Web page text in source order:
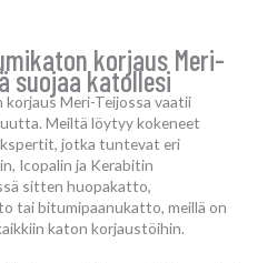
korjaus Meri-
suojaa katollesi
Meri-Teijossa vaatii
Meiltä löytyy kokeneet
jotka tuntevat eri
Icopalin ja Kerabitin
sitten huopakatto,
tai bitumipaanukatto, meillä on
katon korjaustöihin.